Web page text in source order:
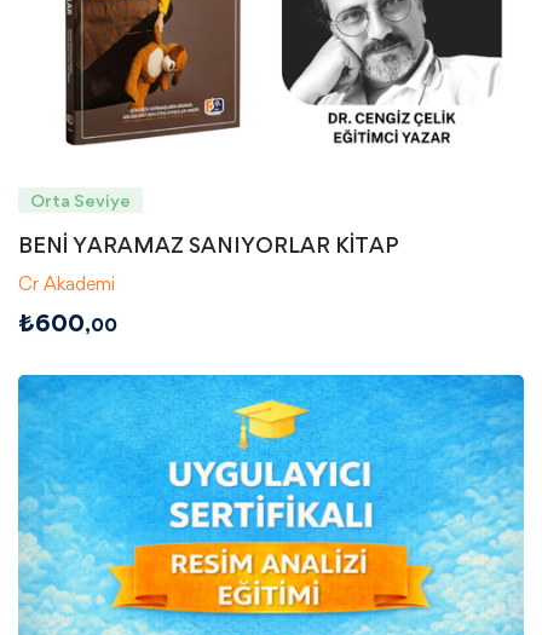
Orta Seviye
BENİ YARAMAZ SANIYORLAR KİTAP
Cr Akademi
₺600,00